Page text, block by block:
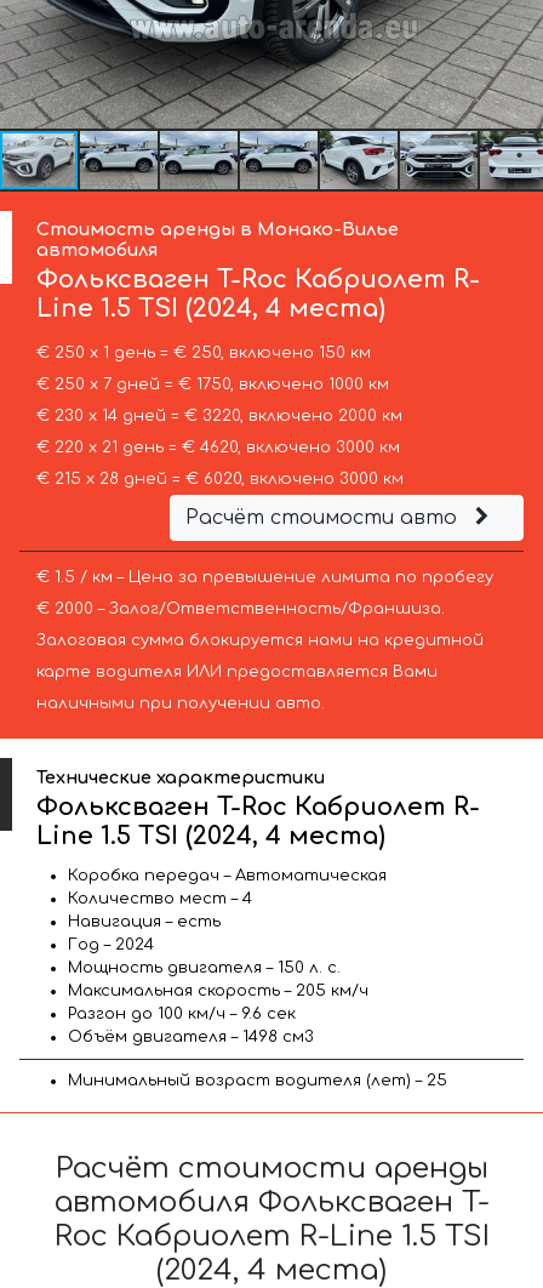
Стоимость аренды в Монако-Вилье
автомобиля
Фольксваген T-Roc Кабриолет R-
Line 1.5 TSI (2024, 4 места)
€ 250 х 1 день = € 250, включено 150 км
€ 250 х 7 дней = € 1750, включено 1000 км
€ 230 х 14 дней = € 3220, включено 2000 км
€ 220 х 21 день = € 4620, включено 3000 км
€ 215 х 28 дней = € 6020, включено 3000 км
Расчёт стоимости авто
€ 1.5 / км – Цена за превышение лимита по пробегу
€ 2000 – Залог/Ответственность/Франшиза.
Залоговая сумма блокируется нами на кредитной
карте водителя ИЛИ предоставляется Вами
наличными при получении авто.
Технические характеристики
Фольксваген T-Roc Кабриолет R-
Line 1.5 TSI (2024, 4 места)
Коробка передач – Автоматическая
Количество мест – 4
Навигация – есть
Год – 2024
Мощность двигателя – 150 л. с.
Максимальная скорость – 205 км/ч
Разгон до 100 км/ч – 9.6 сек
Объём двигателя – 1498 см3
Минимальный возраст водителя (лет) – 25
Расчёт стоимости аренды
автомобиля Фольксваген T-
Roc Кабриолет R-Line 1.5 TSI
(2024, 4 места)